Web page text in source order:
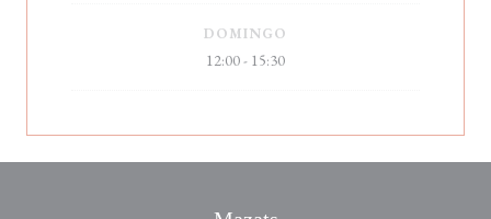
DOMINGO
12:00 - 15:30